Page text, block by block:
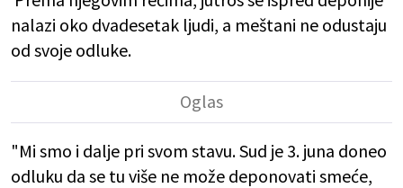
nalazi oko dvadesetak ljudi, a meštani ne odustaju
od svoje odluke.
"Mi smo i dalje pri svom stavu. Sud je 3. juna doneo
odluku da se tu više ne može deponovati smeće,